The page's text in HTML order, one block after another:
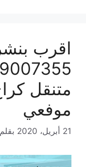
اقرب
متنقل
موفعي
21 أبريل، 2020 بقلم